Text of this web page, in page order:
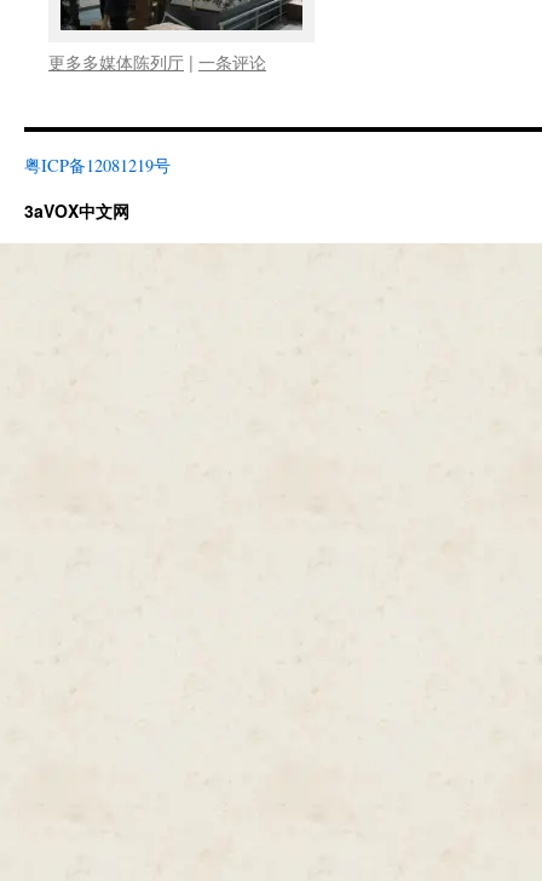
更多多媒体陈列厅 | 一条评论
粤ICP备12081219号
3aVOX中文网